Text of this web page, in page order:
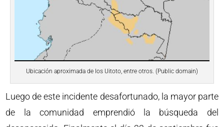
Ubicación aproximada de los Uitoto, entre otros. (Public domain)
Luego de este incidente desafortunado, la mayor parte
de la comunidad emprendió la búsqueda del